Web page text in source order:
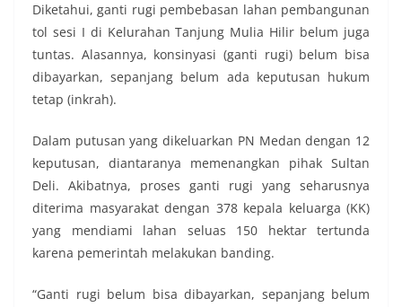
Diketahui, ganti rugi pembebasan lahan pembangunan
tol sesi I di Kelurahan Tanjung Mulia Hilir belum juga
tuntas. Alasannya, konsinyasi (ganti rugi) belum bisa
dibayarkan, sepanjang belum ada keputusan hukum
tetap (inkrah).
Dalam putusan yang dikeluarkan PN Medan dengan 12
keputusan, diantaranya memenangkan pihak Sultan
Deli. Akibatnya, proses ganti rugi yang seharusnya
diterima masyarakat dengan 378 kepala keluarga (KK)
yang mendiami lahan seluas 150 hektar tertunda
karena pemerintah melakukan banding.
“Ganti rugi belum bisa dibayarkan, sepanjang belum